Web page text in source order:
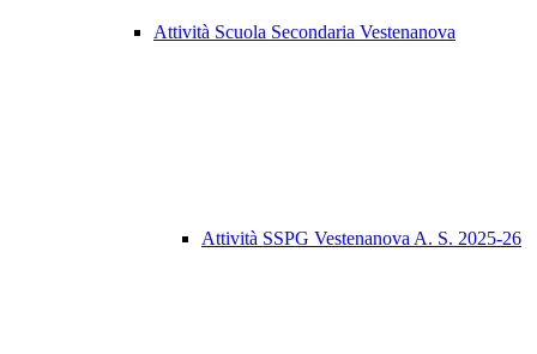
Attività Scuola Secondaria Vestenanova
Attività SSPG Vestenanova A. S. 2025-26